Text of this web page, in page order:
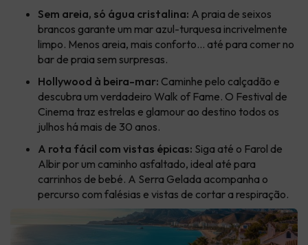
Sem areia, só água cristalina: A praia de seixos
brancos garante um mar azul-turquesa incrivelmente
limpo. Menos areia, mais conforto… até para comer no
bar de praia sem surpresas.
Hollywood à beira-mar: Caminhe pelo calçadão e
descubra um verdadeiro Walk of Fame. O Festival de
Cinema traz estrelas e glamour ao destino todos os
julhos há mais de 30 anos.
A rota fácil com vistas épicas: Siga até o Farol de
Albir por um caminho asfaltado, ideal até para
carrinhos de bebé. A Serra Gelada acompanha o
percurso com falésias e vistas de cortar a respiração.